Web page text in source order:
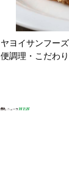
ヤヨイサンフー
便調理・こだわ